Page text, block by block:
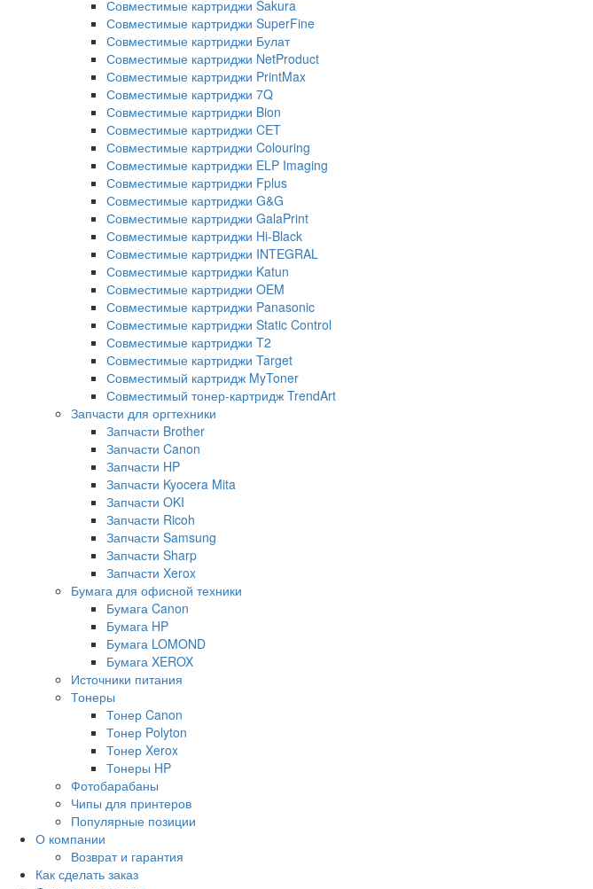
Совместимые картриджи Sakura
Совместимые картриджи SuperFine
Совместимые картриджи Булат
Совместимые картриджи NetProduct
Совместимые картриджи PrintMax
Совместимые картриджи 7Q
Совместимые картриджи Bion
Совместимые картриджи CET
Совместимые картриджи Colouring
Совместимые картриджи ELP Imaging
Совместимые картриджи Fplus
Совместимые картриджи G&G
Совместимые картриджи GalaPrint
Совместимые картриджи Hi-Black
Совместимые картриджи INTEGRAL
Совместимые картриджи Katun
Совместимые картриджи OEM
Совместимые картриджи Panasonic
Совместимые картриджи Static Control
Совместимые картриджи T2
Совместимые картриджи Target
Совместимый картридж MyToner
Совместимый тонер-картридж TrendArt
Запчасти для оргтехники
Запчасти Brother
Запчасти Canon
Запчасти HP
Запчасти Kyocera Mita
Запчасти OKI
Запчасти Ricoh
Запчасти Samsung
Запчасти Sharp
Запчасти Xerox
Бумага для офисной техники
Бумага Canon
Бумага HP
Бумага LOMOND
Бумага XEROX
Источники питания
Тонеры
Тонер Canon
Тонер Polyton
Тонер Xerox
Тонеры HP
Фотобарабаны
Чипы для принтеров
Популярные позиции
О компании
Возврат и гарантия
Как сделать заказ